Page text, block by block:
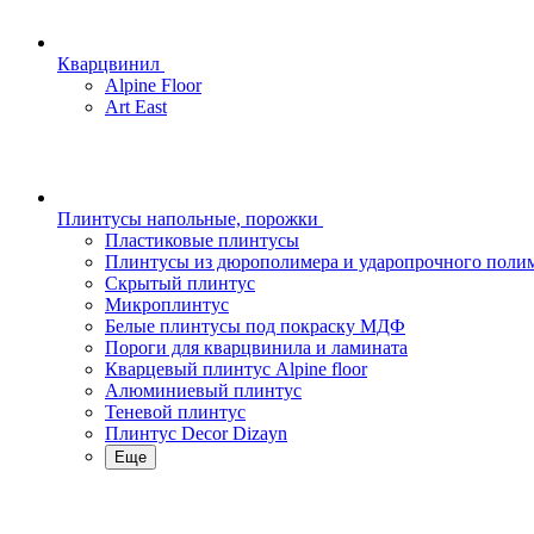
Кварцвинил
Alpine Floor
Art East
Плинтусы напольные, порожки
Пластиковые плинтусы
Плинтусы из дюрополимера и ударопрочного
Скрытый плинтус
Микроплинтус
Белые плинтусы под покраску МДФ
Пороги для кварцвинила и ламината
Кварцевый плинтус Alpine floor
Алюминиевый плинтус
Теневой плинтус
Плинтус Decor Dizayn
Еще